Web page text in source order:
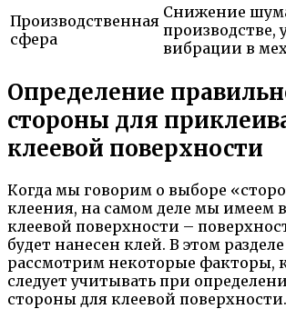
Производственная
сфера
Снижение
производстве,
вибрации в
Определение
стороны для
клеевой поверхности
Когда мы говорим о выборе
клеения, на самом деле мы имеем
клеевой поверхности –
будет нанесен клей. В этом
рассмотрим некоторые факторы,
следует учитывать при
стороны для клеевой поверхности.